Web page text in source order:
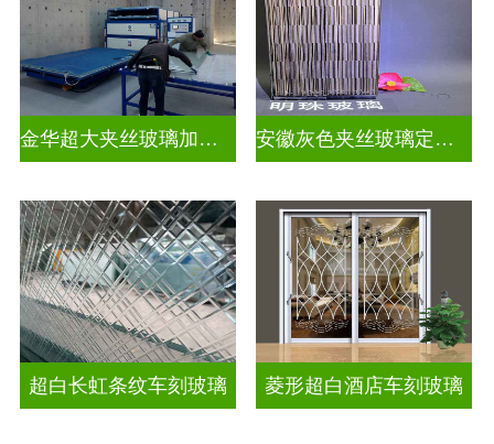
金华超大夹丝玻璃加工店 安徽灰色夹丝玻璃定做厂
超白长虹条纹车刻玻璃 菱形超白酒店车刻玻璃